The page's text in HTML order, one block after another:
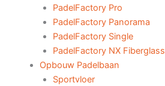
PadelFactory Pro
PadelFactory Panorama
PadelFactory Single
PadelFactory NX Fiberglass
Opbouw Padelbaan
Sportvloer